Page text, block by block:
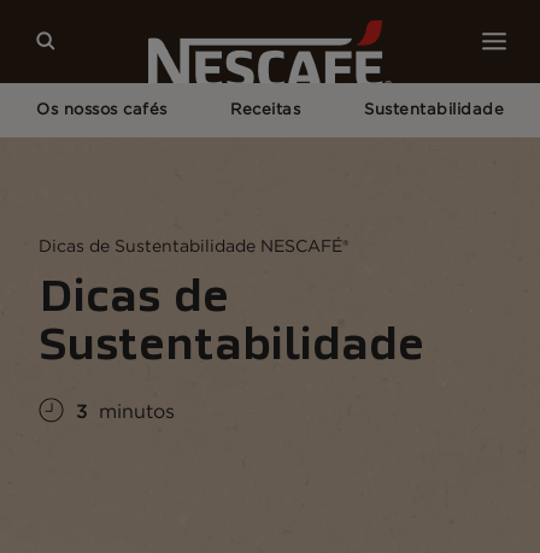
Os nossos cafés Receitas Sustentabilidade
Dicas de Sustentabilidade NESCAFÉ®
Dicas de
Sustentabilidade
3 minutos